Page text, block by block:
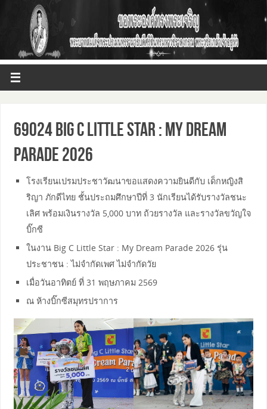
69024 Big C Little Star : My Dream
Parade 2026
โรงเรียนเปรมประชาวัฒนาขอแสดงความยินดีกับ เด็กหญิงสิ
ริญา ภักดีไทย ชั้นประถมศึกษาปีที่ 3 นักเรียนได้รับรางวัลชนะ
เลิศ พร้อมเงินรางวัล 5,000 บาท ถ้วยรางวัล และรางวัลขวัญใจ
บิ๊กซี
ในงาน Big C Little Star : My Dream Parade 2026 รุ่น
ประชาชน : ไม่จำกัดเพศ ไม่จำกัดวัย
เมื่อวันอาทิตย์ ที่ 31 พฤษภาคม 2569
ณ ห้างบิ๊กซีสมุทรปราการ